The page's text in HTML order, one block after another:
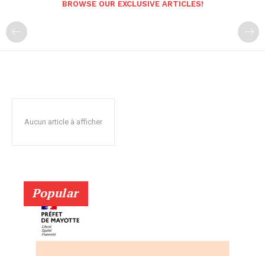
BROWSE OUR EXCLUSIVE ARTICLES!
Aucun article à afficher
Popular